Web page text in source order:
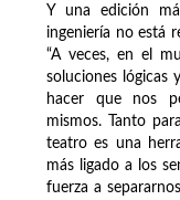
Y una edición
ingeniería no está
“A veces, en el
soluciones lógicas
hacer que nos
mismos. Tanto
teatro es una
más ligado a los
fuerza a